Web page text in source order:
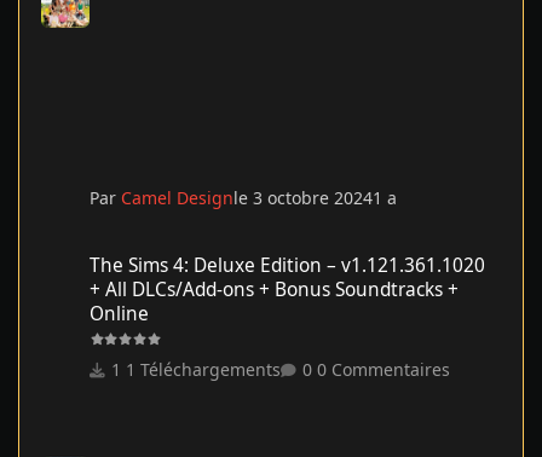
Par Camel Designle 3 octobre 20241 a
The Sims 4: Deluxe Edition – v1.121.361.1020
+ All DLCs/Add-ons + Bonus Soundtracks +
Online
1 Téléchargements 0 Commentaires